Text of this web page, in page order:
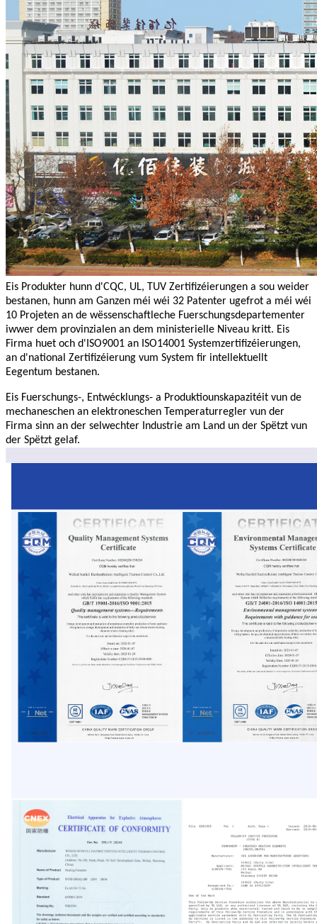
Eis Produkter hunn d'CQC, UL, TUV Zertifizéierungen a sou weider
bestanen, hunn am Ganzen méi wéi 32 Patenter ugefrot a méi wéi
10 Projeten an de wëssenschaftleche Fuerschungsdepartementer
iwwer dem provinzialen an dem ministerielle Niveau kritt. Eis
Firma huet och d'ISO9001 an ISO14001 Systemzertifizéierungen,
an d'national Zertifizéierung vum System fir intellektuellt
Eegentum bestanen.
Eis Fuerschungs-, Entwécklungs- a Produktiounskapazitéit vun de
mechaneschen an elektroneschen Temperaturregler vun der
Firma sinn an der selwechter Industrie am Land un der Spëtzt vun
der Spëtzt gelaf.